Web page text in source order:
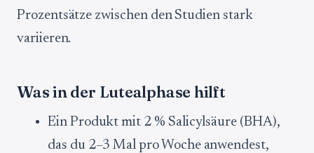
Prozentsätze zwischen den Studien stark
variieren.
Was in der Lutealphase hilft
Ein Produkt mit 2 % Salicylsäure (BHA),
das du 2–3 Mal pro Woche anwendest,